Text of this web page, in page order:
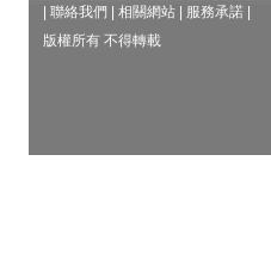
聯絡我們 相關網站 服務承諾
版權所有 不得轉載